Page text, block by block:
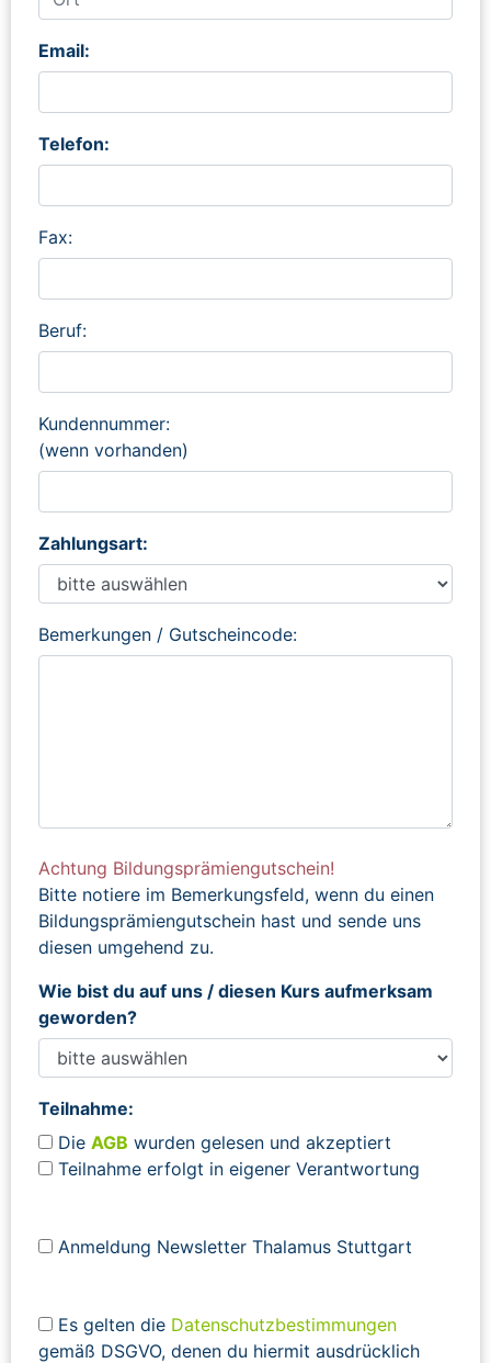
Email:
Telefon:
Fax:
Beruf:
Kundennummer:
(wenn vorhanden)
Zahlungsart:
Bemerkungen / Gutscheincode:
Achtung Bildungsprämiengutschein!
Bitte notiere im Bemerkungsfeld, wenn du einen
Bildungsprämiengutschein hast und sende uns
diesen umgehend zu.
Wie bist du auf uns / diesen Kurs aufmerksam
geworden?
Teilnahme:
Die AGB wurden gelesen und akzeptiert
Teilnahme erfolgt in eigener Verantwortung
Anmeldung Newsletter Thalamus Stuttgart
Es gelten die Datenschutzbestimmungen
gemäß DSGVO, denen du hiermit ausdrücklich